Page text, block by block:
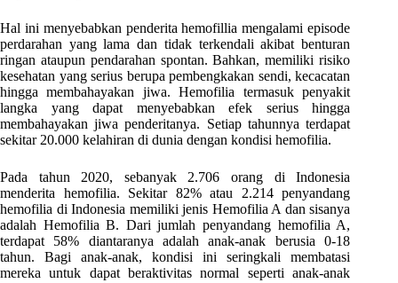
Hal ini menyebabkan penderita hemofillia mengalami episode
perdarahan yang lama dan tidak terkendali akibat benturan
ringan ataupun pendarahan spontan. Bahkan, memiliki risiko
kesehatan yang serius berupa pembengkakan sendi, kecacatan
hingga membahayakan jiwa. Hemofilia termasuk penyakit
langka yang dapat menyebabkan efek serius hingga
membahayakan jiwa penderitanya. Setiap tahunnya terdapat
sekitar 20.000 kelahiran di dunia dengan kondisi hemofilia.
Pada tahun 2020, sebanyak 2.706 orang di Indonesia
menderita hemofilia. Sekitar 82% atau 2.214 penyandang
hemofilia di Indonesia memiliki jenis Hemofilia A dan sisanya
adalah Hemofilia B. Dari jumlah penyandang hemofilia A,
terdapat 58% diantaranya adalah anak-anak berusia 0-18
tahun. Bagi anak-anak, kondisi ini seringkali membatasi
mereka untuk dapat beraktivitas normal seperti anak-anak